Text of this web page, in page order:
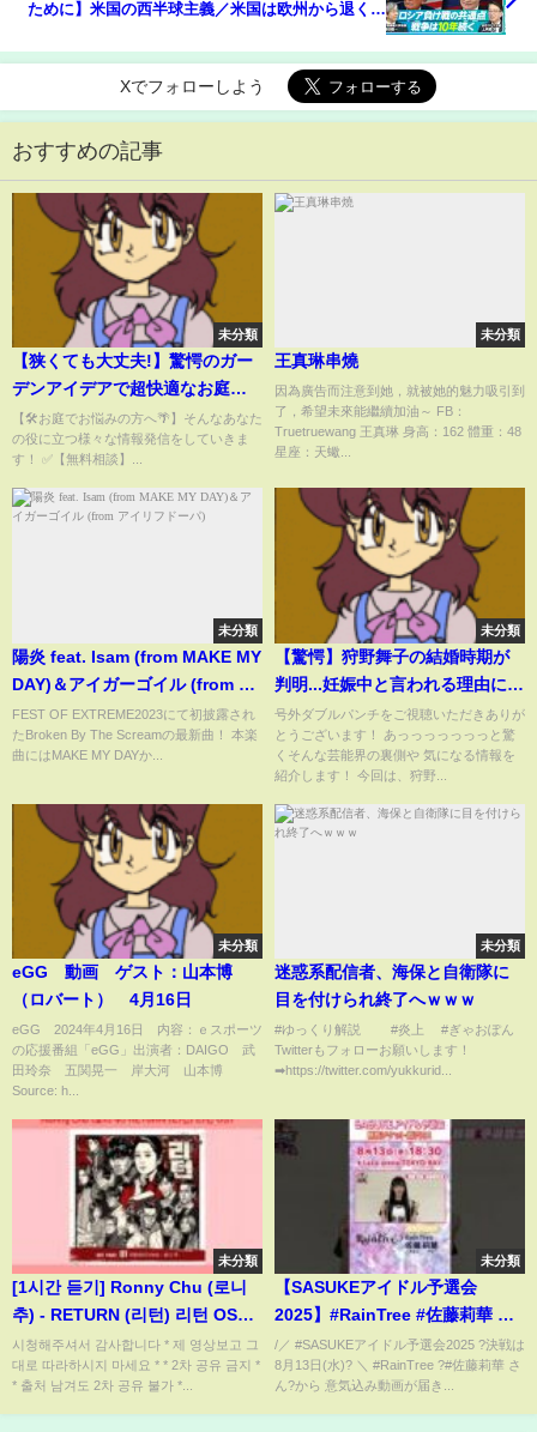
ために】米国の西半球主義／米国は欧州から退くか
争は10年続く
Xでフォローしよう
おすすめの記事
未分類
【狭くても大丈夫!】驚愕のガー
デンアイデアで超快適なお庭完
成！【外構】【ガーデニング】
【🛠お庭でお悩みの方へ🌴】そんなあなた
の役に立つ様々な情報発信をしていきま
す！ ✅【無料相談】...
未分類
王真琳串燒
因為廣告而注意到她，就被她的魅力吸引到
了，希望未來能繼續加油～ FB：
Truetruewang 王真琳 身高：162 體重：48
星座：天蠍...
未分類
陽炎 feat. Isam (from MAKE MY
DAY)＆アイガーゴイル (from ア
イリフドーパ)
FEST OF EXTREME2023にて初披露され
たBroken By The Screamの最新曲！ 本楽
曲にはMAKE MY DAYか...
未分類
【驚愕】狩野舞子の結婚時期が
判明...妊娠中と言われる理由に驚
きを隠せない...元美人バレーボー
ル選手とアイドルの馴れ初め...極
秘海外旅行に言葉を失う...
号外ダブルパンチをご視聴いただきありが
とうございます！ あっっっっっっっと驚
くそんな芸能界の裏側や 気になる情報を
紹介します！ 今回は、狩野...
未分類
eGG 動画 ゲスト：山本博
（ロバート） 4月16日
eGG 2024年4月16日 内容：ｅスポーツ
の応援番組「eGG」出演者：DAIGO 武
田玲奈 五関晃一 岸大河 山本博
Source: h...
未分類
迷惑系配信者、海保と自衛隊に
目を付けられ終了へｗｗｗ
#ゆっくり解説 #炎上 #ぎゃおぽん
Twitterもフォローお願いします！
➡https://twitter.com/yukkurid...
未分類
[1시간 듣기] Ronny Chu (로니
추) - RETURN (리턴) 리턴 OST 1
시간 듣기
시청해주셔서 감사합니다 * 제 영상보고 그
대로 따라하시지 마세요 * * 2차 공유 금지 *
* 출처 남겨도 2차 공유 불가 *...
未分類
【SASUKEアイドル予選会
2025】#RainTree #佐藤莉華 の
意気込みは？ #水野乃愛 も応援
に駆けつけます！【決戦は8月13
日(水)】
/／ #SASUKEアイドル予選会2025 ?決戦は
8月13日(水)? ＼ #RainTree ?#佐藤莉華 さ
ん?から 意気込み動画が届き...